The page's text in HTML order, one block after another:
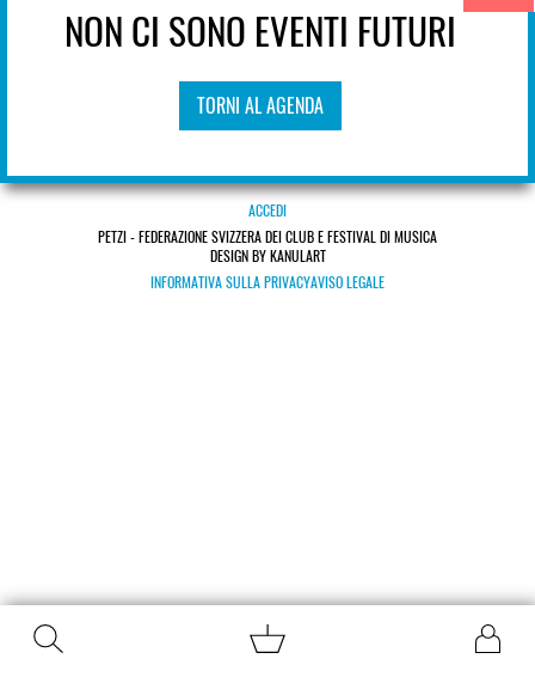
NON CI SONO EVENTI FUTURI
TORNI AL AGENDA
ACCEDI
PETZI - FEDERAZIONE SVIZZERA DEI CLUB E FESTIVAL DI MUSICA
DESIGN BY KANULART
INFORMATIVA SULLA PRIVACYAVISO LEGALE